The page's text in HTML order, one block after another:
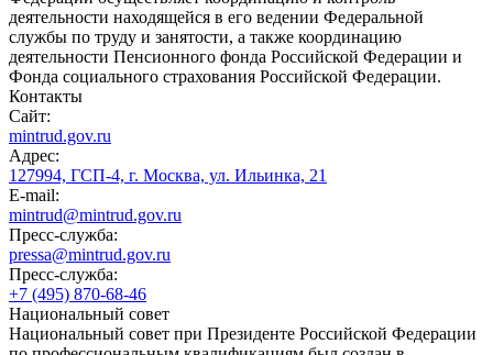
деятельности находящейся в его ведении Федеральной
службы по труду и занятости, а также координацию
деятельности Пенсионного фонда Российской Федерации и
Фонда социального страхования Российской Федерации.
Контакты
Сайт:
mintrud.gov.ru
Адрес:
127994, ГСП-4, г. Москва, ул. Ильинка, 21
E-mail:
mintrud@mintrud.gov.ru
Пресс-служба:
pressa@mintrud.gov.ru
Пресс-служба:
+7 (495) 870-68-46
Национальный совет
Национальный совет при Президенте Российской Федерации